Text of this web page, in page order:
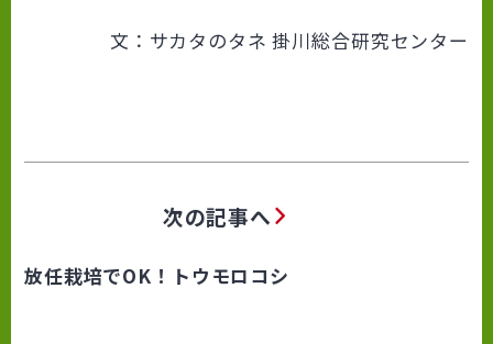
文：サカタのタネ 掛川総合研究センター
次の記事へ
放任栽培でOK！トウモロコシ